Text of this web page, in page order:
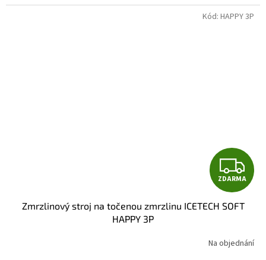
Z
D
R
ZDARMA
Zmrzlinový stroj na točenou zmrzlinu ICETECH SOFT
HAPPY 3P
Na objednání
Kód: HAPPY 3P